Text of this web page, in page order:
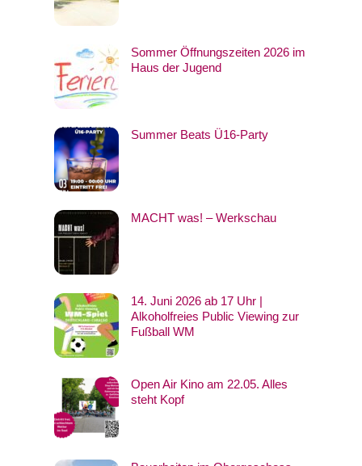
Sommer Öffnungszeiten 2026 im
Haus der Jugend
Summer Beats Ü16-Party
MACHT was! – Werkschau
14. Juni 2026 ab 17 Uhr |
Alkoholfreies Public Viewing zur
Fußball WM
Open Air Kino am 22.05. Alles
steht Kopf